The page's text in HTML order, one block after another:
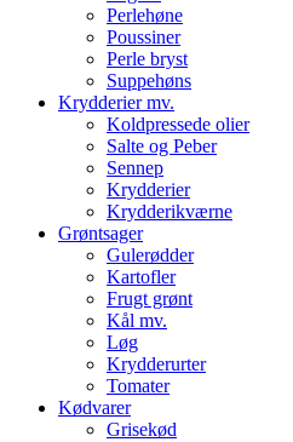
Perlehøne
Poussiner
Perle bryst
Suppehøns
Krydderier mv.
Koldpressede olier
Salte og Peber
Sennep
Krydderier
Krydderikværne
Grøntsager
Gulerødder
Kartofler
Frugt grønt
Kål mv.
Løg
Krydderurter
Tomater
Kødvarer
Grisekød